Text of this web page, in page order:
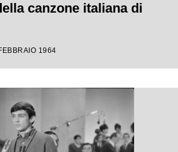
canzone italiana di
1964